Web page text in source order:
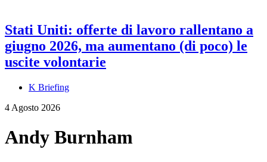
Stati Uniti: offerte di lavoro rallentano a
giugno 2026, ma aumentano (di poco) le
uscite volontarie
K Briefing
4 Agosto 2026
Andy Burnham